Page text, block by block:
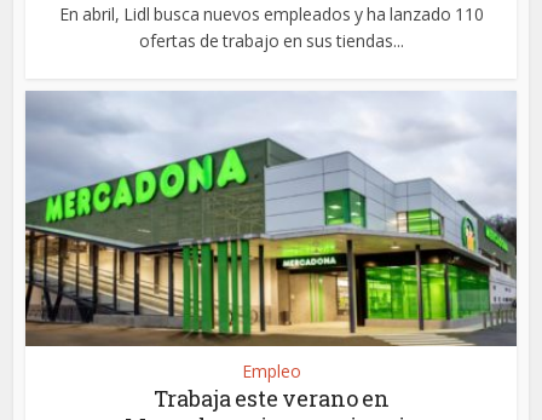
En abril, Lidl busca nuevos empleados y ha lanzado 110
ofertas de trabajo en sus tiendas...
Empleo
Trabaja este verano en